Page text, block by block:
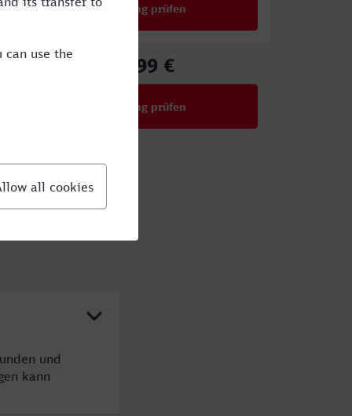
Verbindung prüfen
83,99 €
Verbindung prüfen
und
kann